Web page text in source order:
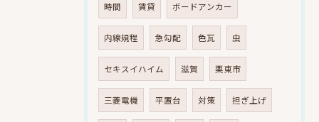
時間 賃貸 ボードアンカー
内線規程 急勾配 色瓦 虫
セキスイハイム 滋賀 栗東市
三菱電機 平置台 対策 担ぎ上げ